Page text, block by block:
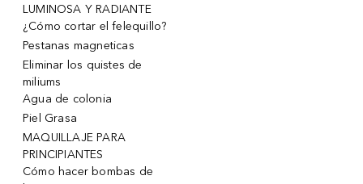
LUMINOSA Y RADIANTE
¿Cómo cortar el felequillo?
Pestanas magneticas
Eliminar los quistes de
miliums
Agua de colonia
Piel Grasa
MAQUILLAJE PARA
PRINCIPIANTES
Cómo hacer bombas de